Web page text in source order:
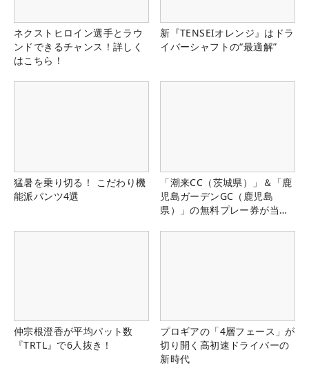
ネクストヒロイン選手とラウ
ンドできるチャンス！詳しく
はこちら！
新『TENSEIオレンジ』はドラ
イバーシャフトの“最適解”
猛暑を乗り切る！ こだわり機
能派パンツ4選
「潮来CC（茨城県）」＆「鹿
児島ガーデンGC（鹿児島
県）」の無料プレー券が当た
仲宗根澄香が平均パット数
『TRTL』で6人抜き！
プロギアの「4層フェース」が
切り開く高初速ドライバーの
新時代